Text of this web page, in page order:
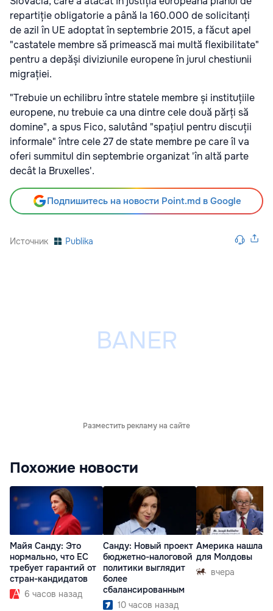
repartiție obligatorie a până la 160.000 de solicitanți
de azil în UE adoptat în septembrie 2015, a făcut apel
"castatele membre să primească mai multă flexibilitate"
pentru a depăși diviziunile europene în jurul chestiunii
migrației.
"Trebuie un echilibru între statele membre și instituțiile
europene, nu trebuie ca una dintre cele două părți să
domine", a spus Fico, salutând "spațiul pentru discuții
informale" între cele 27 de state membre pe care îl va
oferi summitul din septembrie organizat 'în altă parte
decât la Bruxelles'.
Подпишитесь на новости Point.md в Google
Источник Publika
Разместить рекламу на сайте
Похожие новости
Майя Санду: Это
нормально, что ЕС
требует гарантий от
стран-кандидатов
6 часов назад
Санду: Новый проект
бюджетно-налоговой
политики выглядит
более
сбалансированным
10 часов назад
Америка нашла
для Молдовы
вчера